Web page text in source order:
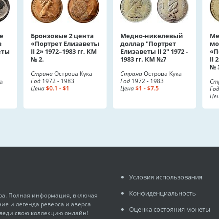
Бронзовые 2 цента
«Портрет Елизаветы
II 2» 1972–1983 гг. КМ
№ 2.
СтранаОстрова Кука
Год 1972 - 1983
Цена$0.1 - $1
Медно-никелевый
доллар "Портрет
Елизаветы II 2" 1972 -
1983 гг. КМ №7
СтранаОстрова Кука
Год 1972 - 1983
Цена$1 - $7.5
II
№
Год
Полная информация, включая
и легенда реверса и аверса
свою коллекцию онлайн!
Условия использования
Конфиденциальность
Оценка состояния монеты